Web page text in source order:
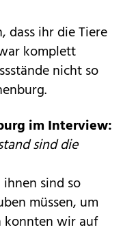
dass ihr die Tiere
komplett
nicht so
im Interview:
sind die
sind so
müssen, um
konnten wir auf